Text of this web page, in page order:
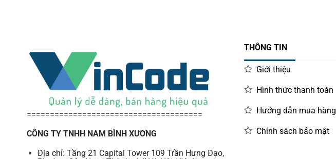
======================================
CÔNG TY TNHH NAM BÌNH XƯƠNG
Địa chỉ: Tầng 21 Capital Tower 109 Trần Hưng Đạo,
THÔNG TIN
Giới thiệu
Hình thức thanh toán
Hướng dẫn mua hàng
Chính sách bảo mật